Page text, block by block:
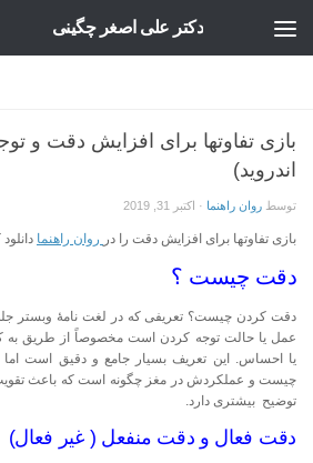
دکتر علی اصغر چگینی
بازی تفاوتها برای افزایش دقت و
اندروید)
توسط روان راهنما · اکتبر 31, 2019
بازی تفاوتها برای افزایش دقت را در روان راهنما دانلود
دقت چیست ؟
عمل یا حالت توجه کردن است مخصوصاً از طریق به
یا احساس. این تعریف بسیار جامع و دقیق است
چیست و عملکردش در مغز چگونه است که باعث
توضیح بیشتری دارد.
دقت فعال و دقت منفعل ( غیر فعال)